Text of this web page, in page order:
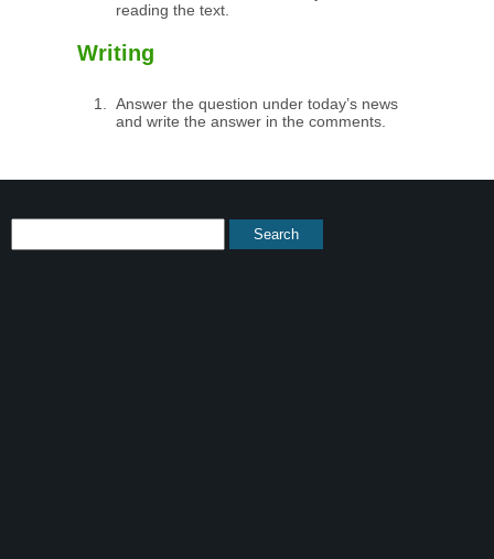
reading the text.
Writing
Answer the question under today’s news
and write the answer in the comments.